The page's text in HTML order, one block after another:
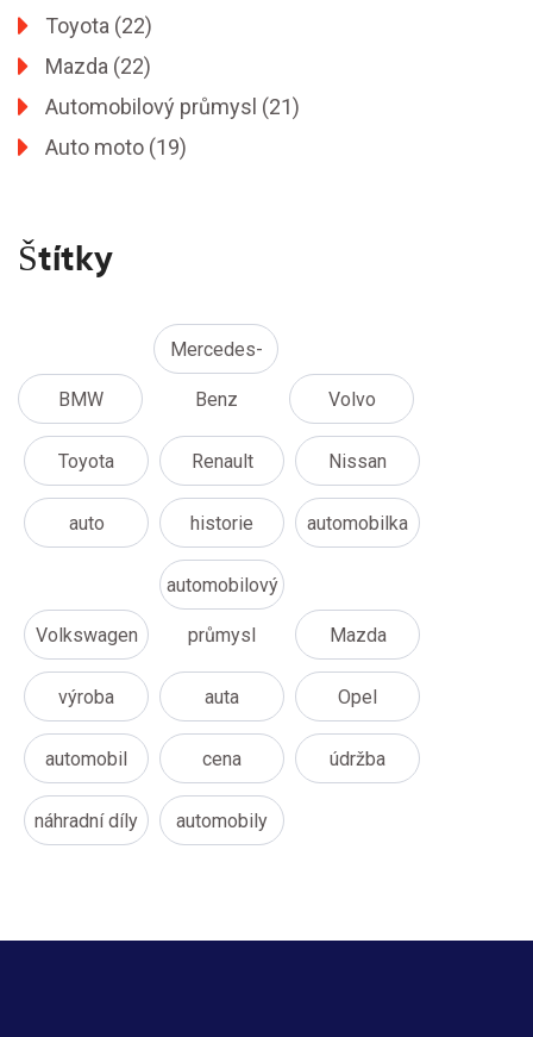
Toyota (22)
Mazda (22)
Automobilový průmysl (21)
Auto moto (19)
Štítky
BMW
Mercedes-
Benz Volvo
Toyota Renault Nissan
auto historie automobilka
Volkswagen
automobilový
průmysl Mazda
výroba auta Opel
automobil cena údržba
náhradní díly automobily